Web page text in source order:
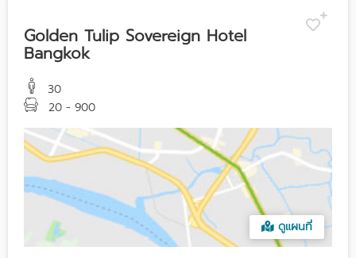
Golden Tulip Sovereign Hotel
Bangkok
30
20 - 900
ดูแผนที่